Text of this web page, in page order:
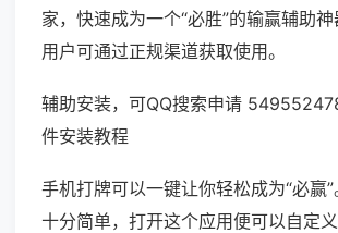
家，快速成为一个“必胜”的输赢辅助
用户可通过正规渠道获取使用。
辅助安装，可QQ搜索申请
件安装教程
手机打牌可以一键让你轻松成为“必赢
十分简单，打开这个应用便可以自定